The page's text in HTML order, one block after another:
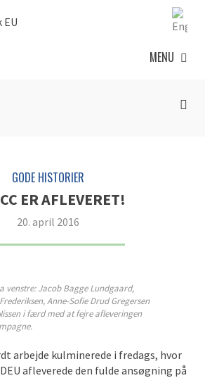
MENU
GODE HISTORIER
ER AFLEVERET!
20. april 2016
venstre: Jacob Bagge Lundgaard,
Anne-Sofie Drud Gregersen
i færd med at fejre afleveringen
arbejde kulminerede i fredags, hvor
afleverede den fulde ansøgning på